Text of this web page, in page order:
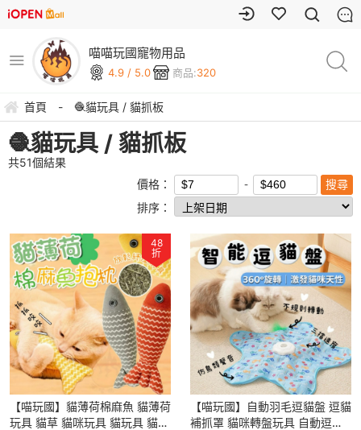
喵喵玩國寵物用品
4.9 / 5.0 商品:320
首頁 - 🧶貓玩具 / 貓抓板
🧶貓玩具 / 貓抓板
共51個結果
價格：
排序：
48
折
【喵玩國】貓薄荷棉麻魚 貓薄荷
玩具 貓草 貓咪玩具 貓玩具 貓薄
【喵玩國】自動羽毛逗貓盤 逗貓
補抓罩 貓咪轉盤玩具 自動逗貓